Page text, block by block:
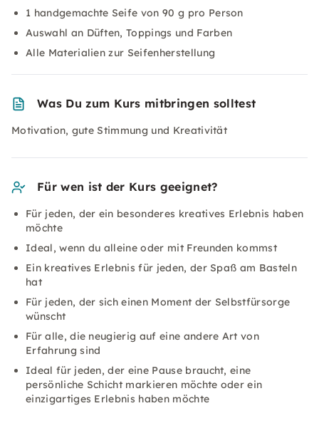
1 handgemachte Seife von 90 g pro Person
Auswahl an Düften, Toppings und Farben
Alle Materialien zur Seifenherstellung
Was Du zum Kurs mitbringen solltest
Motivation, gute Stimmung und Kreativität
Für wen ist der Kurs geeignet?
Für jeden, der ein besonderes kreatives Erlebnis haben
möchte
Ideal, wenn du alleine oder mit Freunden kommst
Ein kreatives Erlebnis für jeden, der Spaß am Basteln
hat
Für jeden, der sich einen Moment der Selbstfürsorge
wünscht
Für alle, die neugierig auf eine andere Art von
Erfahrung sind
Ideal für jeden, der eine Pause braucht, eine
persönliche Schicht markieren möchte oder ein
einzigartiges Erlebnis haben möchte